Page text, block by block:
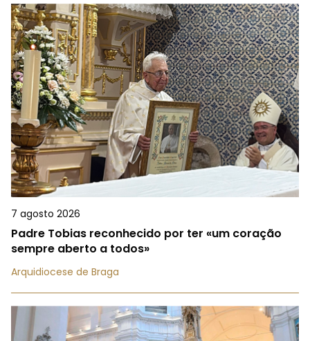
7 agosto 2026
Padre Tobias reconhecido por ter «um coração
sempre aberto a todos»
Arquidiocese de Braga